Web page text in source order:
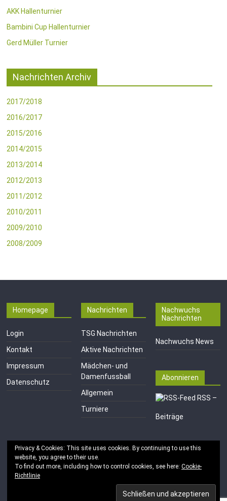
AKK Hallenturnier
Bambini Cup Hallenturnier
Gerd Müller Turnier
Nachrichten Archiv
2017/2018
2016/2017
2015/2016
2014/2015
2013/2014
2012/2013
2011/2012
2010/2011
2009/2010
2008/2009
Homepage
Login
Kontakt
Impressum
Datenschutz
Nachrichten
TSG Nachrichten
Aktive Nachrichten
Mädchen- und
Damenfussball
Allgemein
Turniere
Nachwuchs
Nachrichten
Nachwuchs News
Abonnieren
RSS –
Beiträge
Privacy & Cookies: This site uses cookies. By continuing to use this
website, you agree to their use.
To find out more, including how to control cookies, see here: Cookie-
Richtlinie
Copyright © 2026
vorbehalten.